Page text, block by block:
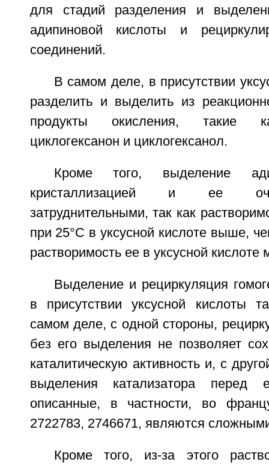
для стадий разделения и
адипиновой кислоты и
соединений.
В самом деле, в присутствии
разделить и выделить из
продукты окисления, такие
циклогексанон и циклогексанол.
Кроме того, выделение
кристаллизацией и ее
затруднительными, так как
при 25°С в уксусной кислоте выше,
растворимость ее в уксусной
Выделение и рециркуляция
в присутствии уксусной кислоты
самом деле, с одной стороны,
без его выделения не позволяет
каталитическую активность и, с
выделения катализатора перед
описанные, в частности, во
2722783, 2746671, являются
Кроме того, из-за этого